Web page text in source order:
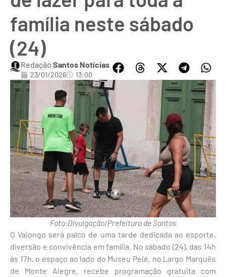
família neste sábado
(24)
Redação Santos Notícias
23/01/2026 13:00
Foto:Divulgação/Prefeitura de Santos
O Valongo será palco de uma tarde dedicada ao esporte,
diversão e convivência em família. No sábado (24), das 14h
às 17h, o espaço ao lado do Museu Pelé, no Largo Marquês
de Monte Alegre, recebe programação gratuita com